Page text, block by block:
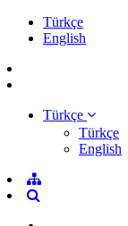
Türkçe
English
Türkçe
Türkçe
English